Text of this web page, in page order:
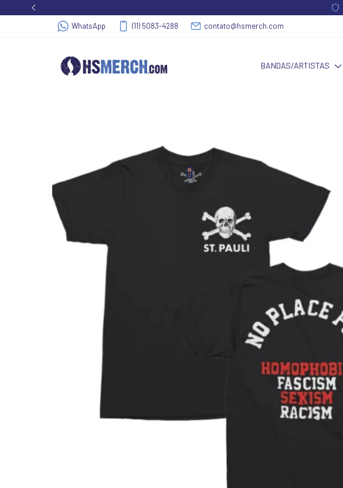
WhatsApp (11) 5083-4288 contato@hsmerch.com
BANDAS/ARTISTAS